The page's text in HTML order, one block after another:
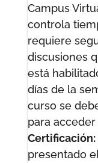
Campus
controla
requiere
discusiones
está
días de la
curso se
para
Certificación:
presentado